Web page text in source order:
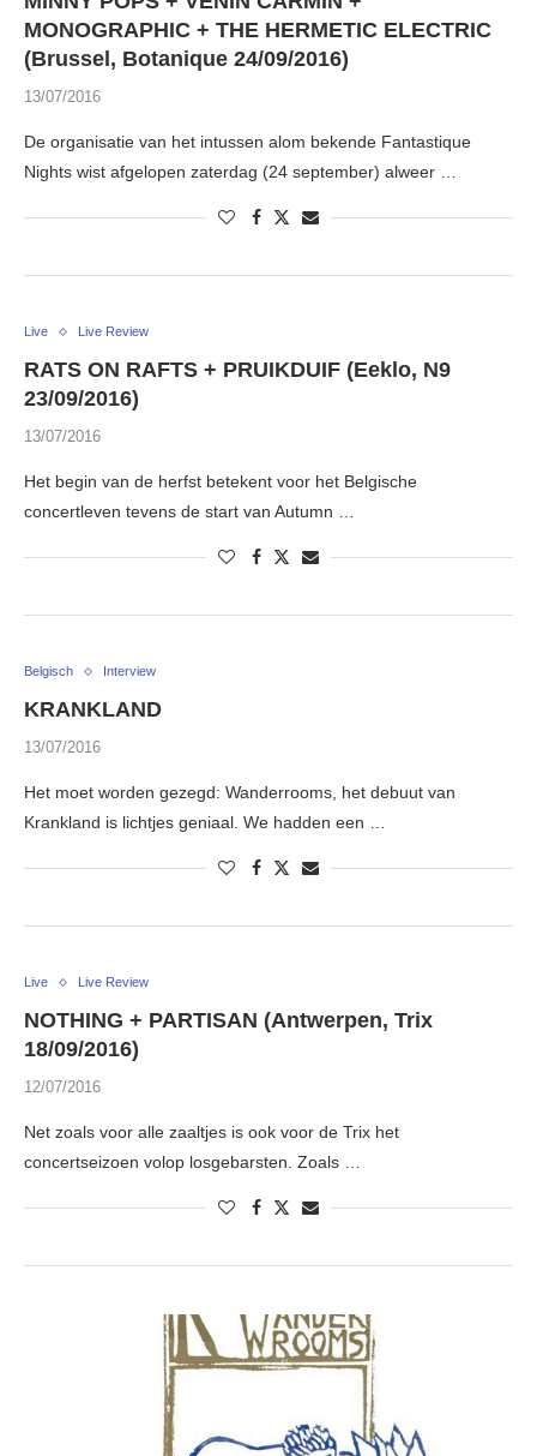
MONOGRAPHIC + THE HERMETIC ELECTRIC
(Brussel, Botanique 24/09/2016)
13/07/2016
De organisatie van het intussen alom bekende Fantastique
Nights wist afgelopen zaterdag (24 september) alweer …
Live Live Review
RATS ON RAFTS + PRUIKDUIF (Eeklo, N9
23/09/2016)
13/07/2016
Het begin van de herfst betekent voor het Belgische
concertleven tevens de start van Autumn …
Belgisch Interview
KRANKLAND
13/07/2016
Het moet worden gezegd: Wanderrooms, het debuut van
Krankland is lichtjes geniaal. We hadden een …
Live Live Review
NOTHING + PARTISAN (Antwerpen, Trix
18/09/2016)
12/07/2016
Net zoals voor alle zaaltjes is ook voor de Trix het
concertseizoen volop losgebarsten. Zoals …